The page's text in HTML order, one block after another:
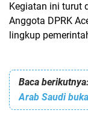
Kegiatan ini turut
Anggota DPRK
lingkup
Baca berikutnya:
Arab Saudi